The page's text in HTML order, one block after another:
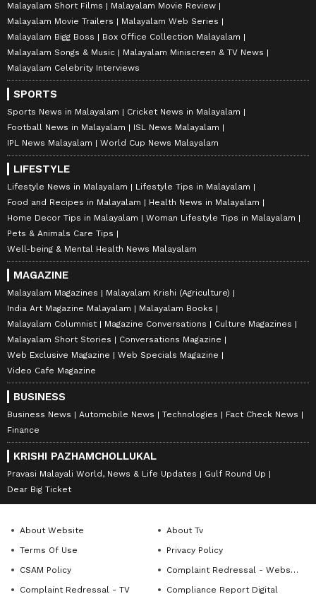
Malayalam Short Films
Malayalam Movie Review
Malayalam Movie Trailers
Malayalam Web Series
Malayalam Bigg Boss
Box Office Collection Malayalam
Malayalam Songs & Music
Malayalam Miniscreen & TV News
Malayalam Celebrity Interviews
SPORTS
Sports News in Malayalam
Cricket News in Malayalam
Football News in Malayalam
ISL News Malayalam
IPL News Malayalam
World Cup News Malayalam
LIFESTYLE
Lifestyle News in Malayalam
Lifestyle Tips in Malayalam
Food and Recipes in Malayalam
Health News in Malayalam
Home Decor Tips in Malayalam
Woman Lifestyle Tips in Malayalam
Pets & Animals Care Tips
Well-being & Mental Health News Malayalam
MAGAZINE
Malayalam Magazines
Malayalam Krishi (Agriculture)
India Art Magazine Malayalam
Malayalam Books
Malayalam Columnist
Magazine Conversations
Culture Magazines
Malayalam Short Stories
Conversations Magazine
Web Exclusive Magazine
Web Specials Magazine
Video Cafe Magazine
BUSINESS
Business News Automobile News Technologies
Fact Check News
Finance
KRISHI PAZHAMCHOLLUKAL
Pravasi Malayali World, News & Life Updates
Gulf Round Up
Dear Big Ticket
About Website
About Tv
Terms Of Use
Privacy Policy
CSAM Policy
Complaint Redressal - Website
Complaint Redressal - TV
Compliance Report Digital